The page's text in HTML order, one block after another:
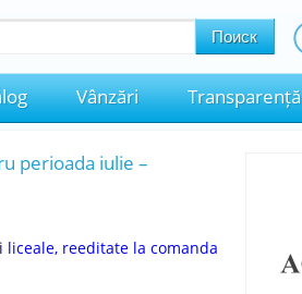
Vânzări Transparență
perioada iulie –
reeditate la comanda